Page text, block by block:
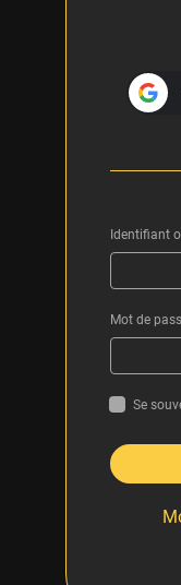
Identifiant
Mot de
Se